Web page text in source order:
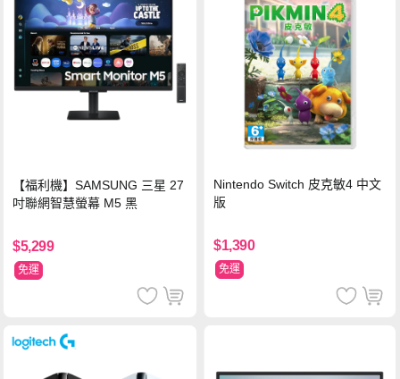
【福利機】SAMSUNG 三星 27
吋聯網智慧螢幕 M5 黑
$5,299
免運
Nintendo Switch 皮克敏4 中文
版
$1,390
免運